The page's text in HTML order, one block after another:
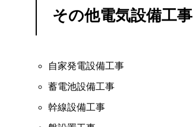
その他電気設備工事
自家発電設備工事
蓄電池設備工事
幹線設備工事